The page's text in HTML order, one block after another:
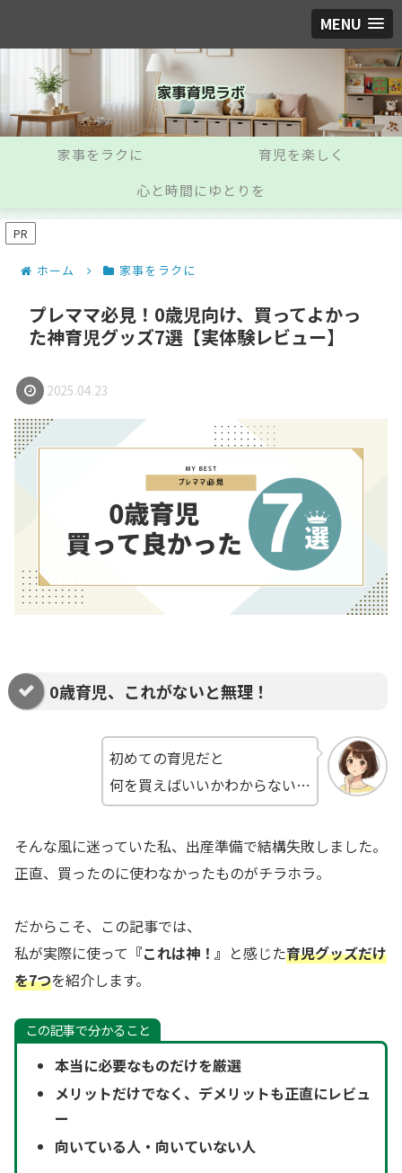
MENU
家事をラクに
育児を楽しく
心と時間にゆとりを
PR
ホーム 家事をラクに
プレママ必見！0歳児向け、買ってよかっ
た神育児グッズ7選【実体験レビュー】
2025.04.23
0歳育児、これがないと無理！
初めての育児だと
何を買えばいいかわからない⋯
そんな風に迷っていた私、出産準備で結構失敗しました。
正直、買ったのに使わなかったものがチラホラ。
だからこそ、この記事では、
私が実際に使って 『これは神！』 と感じた育児グッズだけ
を7つを紹介します。
この記事で分かること
本当に必要なものだけを厳選
メリットだけでなく、デメリットも正直にレビュ
ー
向いている人・向いていない人